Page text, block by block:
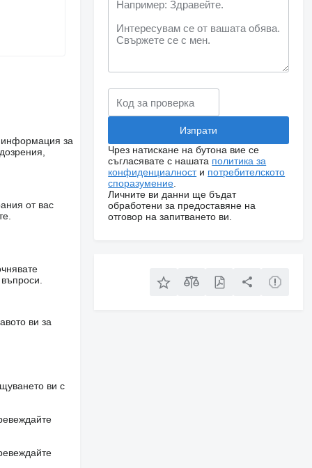
информация за
от вас
ви за
ви с
Чрез натискане на бутона вие се
съгласявате с нашата политика за
конфиденциалности потребителското
споразумение
Личните ви данни ще бъдат
обработени за предоставяне на
отговор на запитването ви.